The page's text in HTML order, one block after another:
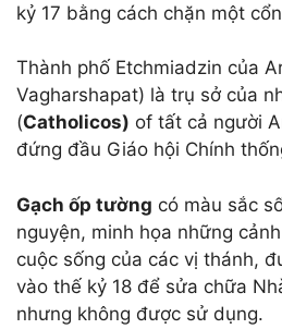
kỷ 17 bằng cách chặn một
Thành phố Etchmiadzin của
Vagharshapat) là trụ sở của
(Catholicos) of tất cả người
đứng đầu Giáo hội Chính
Gạch ốp tường có màu sắc
nguyện, minh họa những
cuộc sống của các vị thánh,
vào thế kỷ 18 để sửa chữa
nhưng không được sử dụng.